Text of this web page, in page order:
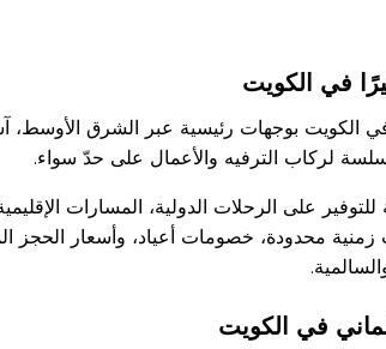
في الكويت
بوجهات رئيسية عبر الشرق الأوسط،
لركاب الترفيه والأعمال على حدّ سواء.
على الرحلات الدولية، المسارات
محدودة، خصومات أعياد، وأسعار الحجز
في الكويت